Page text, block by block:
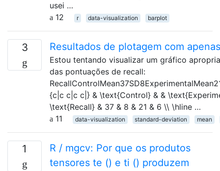
usei …
12
r data-visualization barplot
3 Resultados de plotagem com
Estou tentando visualizar um gráfico
das pontuações de recall:
{c|c c|c c|} & \text{Control} & &
\text{Recall} & 37 & 8 & 21 & 6 \\ \hline …
11
data-visualization standard-deviation mean
1
R / mgcv: Por que os produtos
tensores te () e ti () produzem